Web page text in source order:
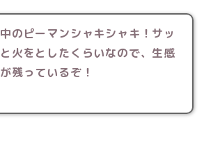
中のピーマンシャキシャキ！サッ
と火をとしたくらいなので、生感
が残っているぞ！